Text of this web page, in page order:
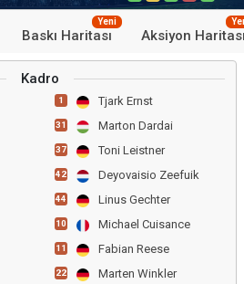
Baskı Haritası
Yeni
Aksiyon
Kadro
1 Tjark Ernst
31 Marton Dardai
37 Toni Leistner
42 Deyovaisio Zeefuik
44 Linus Gechter
10 Michael Cuisance
11 Fabian Reese
22 Marten Winkler